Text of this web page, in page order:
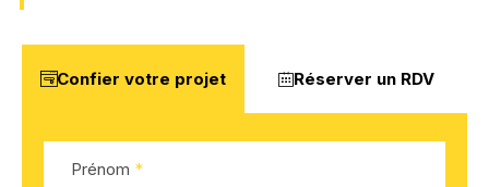
Confier votre projet Réserver un RDV
Prénom